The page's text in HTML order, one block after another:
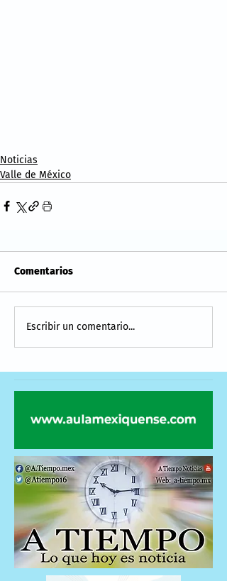
Noticias
Valle de México
Comentarios
Escribir un comentario...